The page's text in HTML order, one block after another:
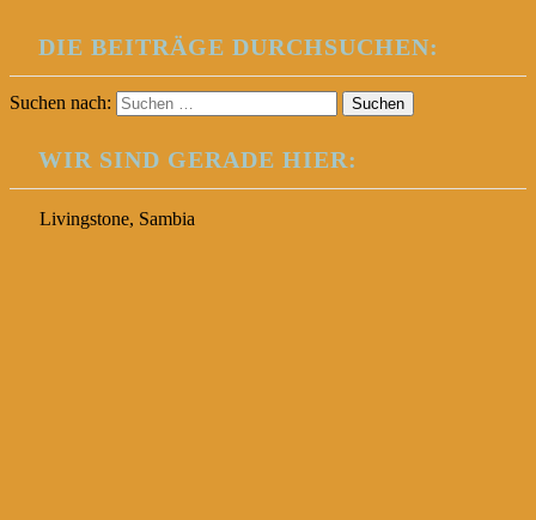
DIE BEITRÄGE DURCHSUCHEN:
Suchen nach:
WIR SIND GERADE HIER:
Livingstone, Sambia